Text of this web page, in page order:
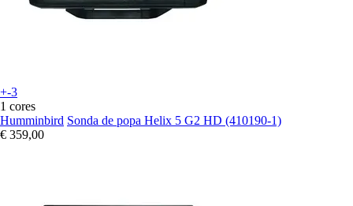
+-3
1 cores
Humminbird Sonda de popa Helix 5 G2 HD (410190-1)
€ 359,00